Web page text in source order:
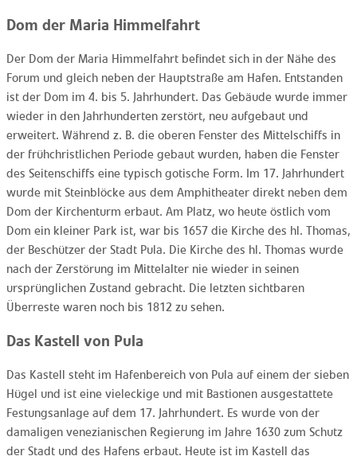
Dom der Maria Himmelfahrt
Der Dom der Maria Himmelfahrt befindet sich in der Nähe des
Forum und gleich neben der Hauptstraße am Hafen. Entstanden
ist der Dom im 4. bis 5. Jahrhundert. Das Gebäude wurde immer
wieder in den Jahrhunderten zerstört, neu aufgebaut und
erweitert. Während z. B. die oberen Fenster des Mittelschiffs in
der frühchristlichen Periode gebaut wurden, haben die Fenster
des Seitenschiffs eine typisch gotische Form. Im 17. Jahrhundert
wurde mit Steinblöcke aus dem Amphitheater direkt neben dem
Dom der Kirchenturm erbaut. Am Platz, wo heute östlich vom
Dom ein kleiner Park ist, war bis 1657 die Kirche des hl. Thomas,
der Beschützer der Stadt Pula. Die Kirche des hl. Thomas wurde
nach der Zerstörung im Mittelalter nie wieder in seinen
ursprünglichen Zustand gebracht. Die letzten sichtbaren
Überreste waren noch bis 1812 zu sehen.
Das Kastell von Pula
Das Kastell steht im Hafenbereich von Pula auf einem der sieben
Hügel und ist eine vieleckige und mit Bastionen ausgestattete
Festungsanlage auf dem 17. Jahrhundert. Es wurde von der
damaligen venezianischen Regierung im Jahre 1630 zum Schutz
der Stadt und des Hafens erbaut. Heute ist im Kastell das